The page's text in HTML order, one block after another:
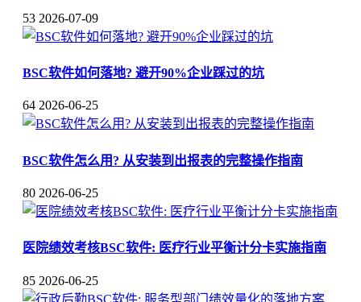
53 2026-07-09
BSC软件如何落地? 避开90%企业踩过的坑
64 2026-06-25
BSC软件怎么用? 从安装到出报表的完整操作指南
80 2026-06-25
医院绩效考核BSC软件: 医疗行业平衡计分卡实施指南
85 2026-06-25